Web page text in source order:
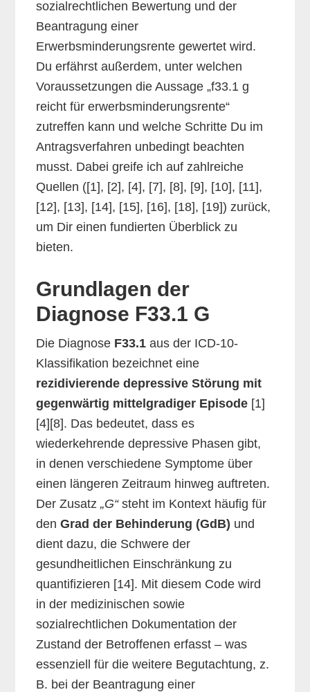
sozialrechtlichen Bewertung und der
Beantragung einer
Erwerbsminderungsrente gewertet wird.
Du erfährst außerdem, unter welchen
Voraussetzungen die Aussage „f33.1 g
reicht für erwerbsminderungsrente“
zutreffen kann und welche Schritte Du im
Antragsverfahren unbedingt beachten
musst. Dabei greife ich auf zahlreiche
Quellen ([1], [2], [4], [7], [8], [9], [10], [11],
[12], [13], [14], [15], [16], [18], [19]) zurück,
um Dir einen fundierten Überblick zu
bieten.
Grundlagen der
Diagnose F33.1 G
Die Diagnose F33.1 aus der ICD-10-
Klassifikation bezeichnet eine
rezidivierende depressive Störung mit
gegenwärtig mittelgradiger Episode [1]
[4][8]. Das bedeutet, dass es
wiederkehrende depressive Phasen gibt,
in denen verschiedene Symptome über
einen längeren Zeitraum hinweg auftreten.
Der Zusatz„G“steht im Kontext häufig für
denGrad der Behinderung (GdB) und
dient dazu, die Schwere der
gesundheitlichen Einschränkung zu
quantifizieren [14]. Mit diesem Code wird
in der medizinischen sowie
sozialrechtlichen Dokumentation der
Zustand der Betroffenen erfasst – was
essenziell für die weitere Begutachtung, z.
B. bei der Beantragung einer